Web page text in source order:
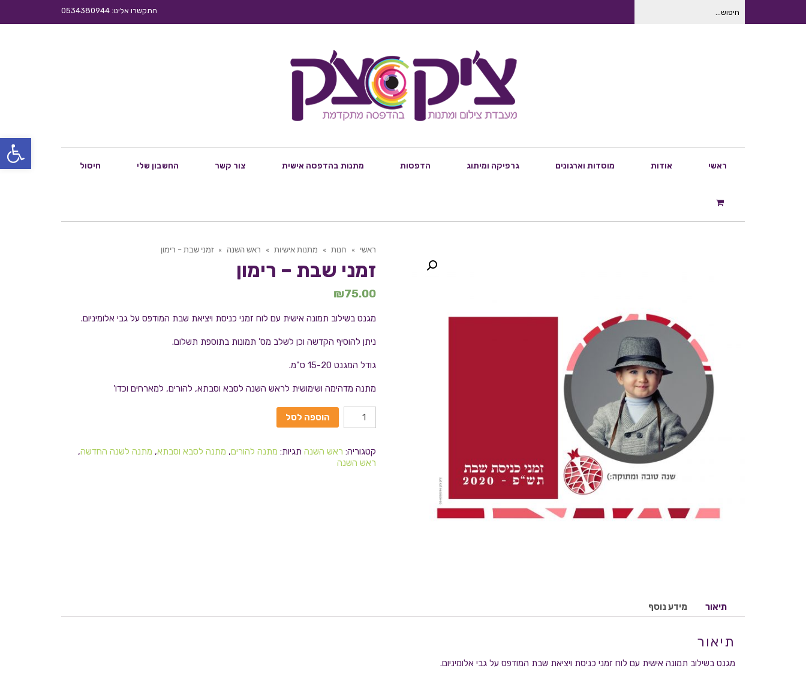
פתח
חיפוש התקשרו אלינו: 0534380944
ראשי אודות מוסדות וארגונים גרפיקה ומיתוג הדפסות מתנות בהדפסה אישית צור קשר החשבון שלי חיסול
ראשי » חנות » מתנות אישיות » ראש השנה » זמני שבת – רימון
זמני שבת – רימון
₪75.00
מגנט בשילוב תמונה אישית עם לוח זמני כניסת ויציאת שבת המודפס על גבי אלומיניום.
ניתן להוסיף הקדשה וכן לשלב מס’ תמונות בתוספת תשלום.
גודל המגנט 15-20 ס"מ.
מתנה מדהימה ושימושית לראש השנה לסבא וסבתא, להורים, למארחים וכדו'
הוספה לסל
קטגוריה: ראש השנה תגיות: מתנה להורים, מתנה לסבא וסבתא, מתנה לשנה החדשה,
ראש השנה
תיאור מידע נוסף
תיאור
מגנט בשילוב תמונה אישית עם לוח זמני כניסת ויציאת שבת המודפס על גבי אלומיניום.